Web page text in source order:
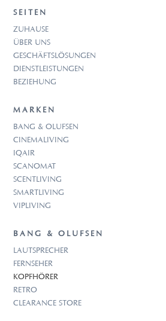
SEITEN
ZUHAUSE
ÜBER UNS
GESCHÄFTSLÖSUNGEN
DIENSTLEISTUNGEN
BEZIEHUNG
MARKEN
BANG & OLUFSEN
CINEMALIVING
IQAIR
SCANOMAT
SCENTLIVING
SMARTLIVING
VIPLIVING
BANG & OLUFSEN
LAUTSPRECHER
FERNSEHER
KOPFHÖRER
RETRO
CLEARANCE STORE